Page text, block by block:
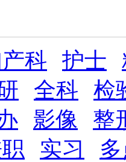
金 企业
助 全薪病假 股票
带薪年假 年终
科 护士
全科
检
影像
整
实习